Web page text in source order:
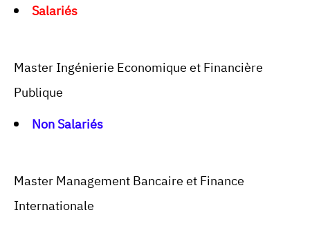
Salariés
Master Ingénierie Economique et Financière
Publique
NonSalariés
Master Management Bancaire et Finance
Internationale